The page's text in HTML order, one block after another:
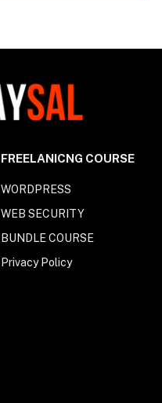
FREELANICNG COURSE
WORDPRESS
WEB SECURITY
BUNDLE COURSE
Privacy Policy